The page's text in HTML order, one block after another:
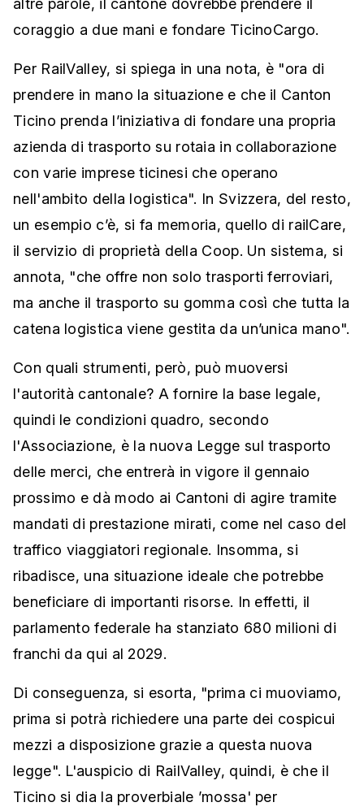
altre parole, il cantone dovrebbe prendere il
coraggio a due mani e fondare TicinoCargo.
Per RailValley, si spiega in una nota, è "ora di
prendere in mano la situazione e che il Canton
Ticino prenda l’iniziativa di fondare una propria
azienda di trasporto su rotaia in collaborazione
con varie imprese ticinesi che operano
nell'ambito della logistica". In Svizzera, del resto,
un esempio c’è, si fa memoria, quello di railCare,
il servizio di proprietà della Coop. Un sistema, si
annota, "che offre non solo trasporti ferroviari,
ma anche il trasporto su gomma così che tutta la
catena logistica viene gestita da un’unica mano".
Con quali strumenti, però, può muoversi
l'autorità cantonale? A fornire la base legale,
quindi le condizioni quadro, secondo
l'Associazione, è la nuova Legge sul trasporto
delle merci, che entrerà in vigore il gennaio
prossimo e dà modo ai Cantoni di agire tramite
mandati di prestazione mirati, come nel caso del
traffico viaggiatori regionale. Insomma, si
ribadisce, una situazione ideale che potrebbe
beneficiare di importanti risorse. In effetti, il
parlamento federale ha stanziato 680 milioni di
franchi da qui al 2029.
Di conseguenza, si esorta, "prima ci muoviamo,
prima si potrà richiedere una parte dei cospicui
mezzi a disposizione grazie a questa nuova
legge". L'auspicio di RailValley, quindi, è che il
Ticino si dia la proverbiale ’mossa' per